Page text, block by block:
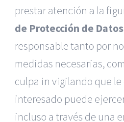
prestar atención a la
de Protección de Datos
responsable tanto por
medidas necesarias,
culpa in vigilando que
interesado puede
incluso a través de una